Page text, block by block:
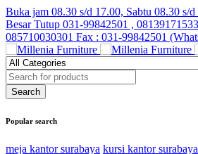
Buka jam 08.30 s/d 17.00, Sabtu 08.30 s/
Besar Tutup 031-99842501 ,
085710030301 Fax : 031-99842501
Popular search
meja kantor surabaya kursi kantor surabaya